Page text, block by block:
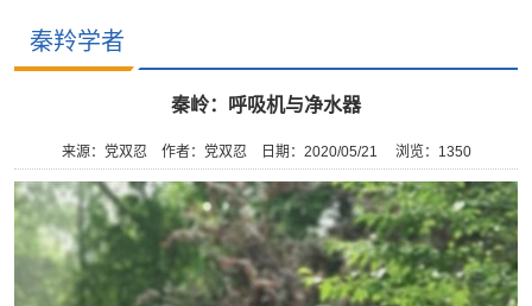
秦羚学者
秦岭：呼吸机与净水器
来源：党双忍 作者：党双忍 日期：2020/05/21 浏览： 1350